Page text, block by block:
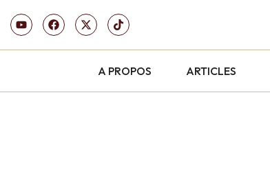
A PROPOS ARTICLES